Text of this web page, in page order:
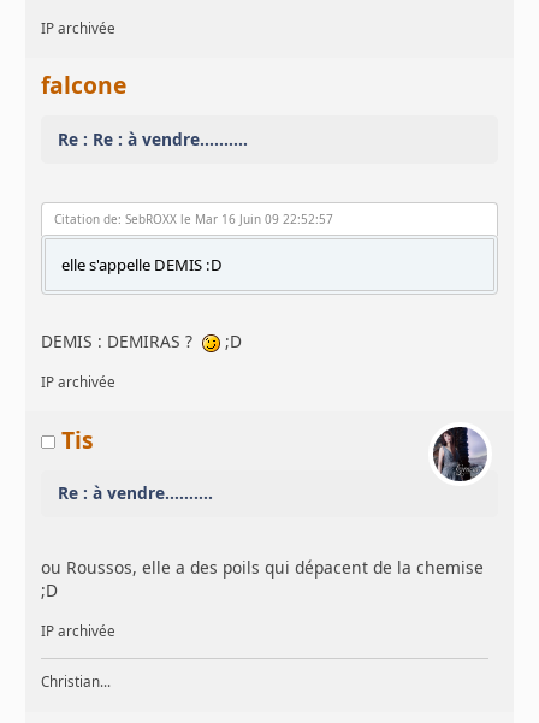
IP archivée
falcone
Re : Re : à vendre..........
Citation de: SebROXX le Mar 16 Juin 09 22:52:57
elle s'appelle DEMIS :D
DEMIS : DEMIRAS ? ;D
IP archivée
Tis
Re : à vendre..........
ou Roussos, elle a des poils qui dépacent de la chemise
;D
IP archivée
Christian...